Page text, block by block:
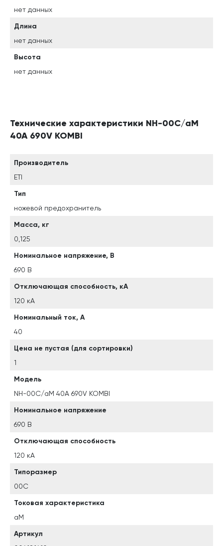
нет данных
Длина
нет данных
Высота
нет данных
Технические характеристики NH-00C/aM
40A 690V KOMBI
Производитель
ETI
Тип
ножевой предохранитель
Масса, кг
0,125
Номинальное напряжение, В
690 В
Отключающая способность, кА
120 кА
Номинальный ток, А
40
Цена не пустая (для сортировки)
1
Модель
NH-00C/aM 40A 690V KOMBI
Номинальное напряжение
690 В
Отключающая способность
120 кА
Типоразмер
00C
Токовая характеристика
aM
Артикул